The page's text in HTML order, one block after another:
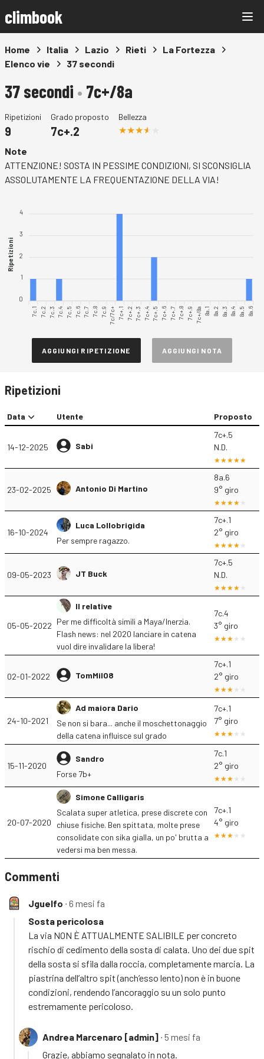
climbook
Home Italia Lazio Rieti
La Fortezza
Elenco vie
37 secondi
37 secondi • 7c+/8a
Ripetizioni
9
Grado proposto
7c+.2
Bellezza
Note
ATTENZIONE! SOSTA IN PESSIME CONDIZIONI, SI SCONSIGLIA
ASSOLUTAMENTE LA FREQUENTAZIONE DELLA VIA!
4
3
2
1
0
Ripetizioni
7c.1 7c.2 7c.3 7c.4 7c.5 7c.6 7c.7 7c.8 7c.9 7c/7c+ 7c+.1 7c+.2 7c+.3 7c+.4 7c+.5 7c+.6 7c+.7 7c+.8 7c+.9 7c+/8a 8a.1 8a.2 8a.3 8a.4 8a.5 8a.6
AGGIUNGI RIPETIZIONE AGGIUNGI NOTA
Ripetizioni
Data Utente Proposto
14-12-2025 Sabi
7c+.5
N.D.
23-02-2025 Antonio Di Martino
8a.6
9° giro
16-10-2024
Luca Lollobrigida
Per sempre ragazzo.
7c+.1
2° giro
09-05-2023 JT Buck
7c+.5
N.D.
05-05-2022
Il relative
Per me difficoltà simili a Maya/Inerzia.
Flash news: nel 2020 lanciare in catena
vuol dire invalidare la libera!
7c.4
3° giro
02-01-2022 TomMil08
7c+.1
2° giro
24-10-2021
Ad maiora Dario
Se non si bara... anche il moschettonaggio
della catena influisce sul grado
7c+.1
7° giro
15-11-2020
Sandro
Forse 7b+
7c.1
2° giro
20-07-2020
Simone Calligaris
Scalata super atletica, prese discrete con
chiuse fisiche. Ben spittata, molte prese
consolidate con sika gialla, un po' brutta a
vedersi ma ben messa.
7c+.1
4° giro
Commenti
Jguelfo ∙ 6 mesi fa
Sosta pericolosa
La via NON È ATTUALMENTE SALIBILE per concreto
rischio di cedimento della sosta di calata. Uno dei due spit
della sosta si sfila dalla roccia, completamente marcia. La
piastrina dell’altro spit (anch’esso lento) non è in buone
condizioni, rendendo l’ancoraggio su un solo punto
estremamente pericoloso.
Andrea Marcenaro [admin] ∙ 5 mesi fa
Grazie, abbiamo segnalato in nota.